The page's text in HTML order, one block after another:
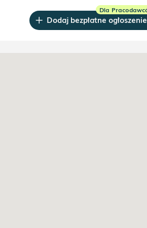
Dodaj bezpłatne ogłoszenie